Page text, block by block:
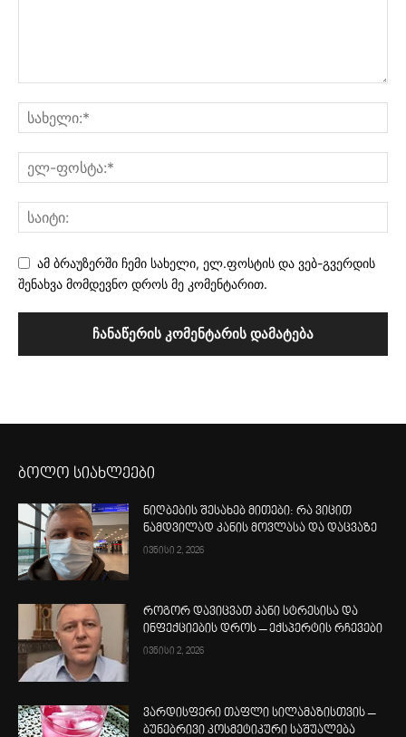
ამ ბრაუზერში ჩემი სახელი, ელ.ფოსტის და ვებ-გვერდის
შენახვა მომდევნო დროს მე კომენტარით.
ბოლო სიახლეები
ნიღბების შესახებ მითები: რა ვიცით
ნამდვილად კანის მოვლასა და დაცვაზე
ივნისი 2, 2026
როგორ დავიცვათ კანი სტრესისა და
ინფექციების დროს – ექსპერტის რჩევები
ივნისი 2, 2026
ვარდისფერი თაფლი სილამაზისთვის –
ბუნებრივი კოსმეტიკური საშუალება